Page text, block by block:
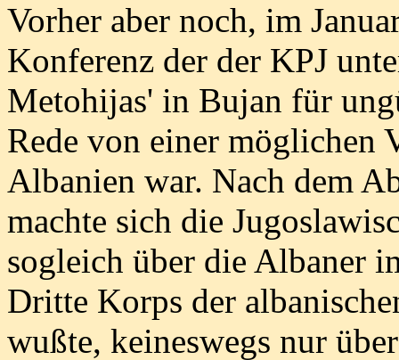
Vorher aber noch, im
Konferenz der der KPJ
Metohijas' in Bujan für
Rede von einer möglichen
Albanien war. Nach dem
machte sich die
sogleich über die Albaner
Dritte Korps der
wußte, keineswegs nur